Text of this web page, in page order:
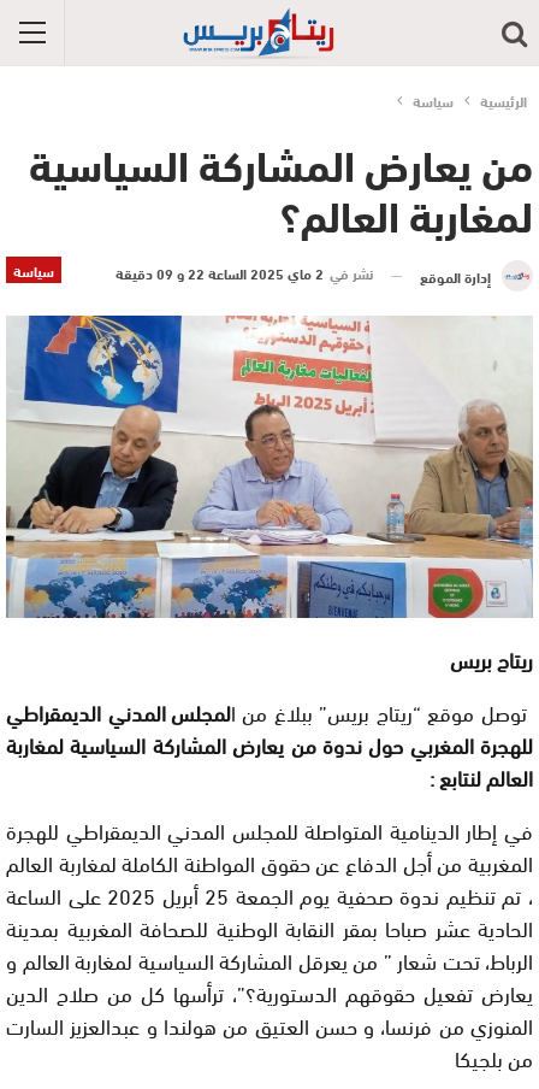
الرئيسية سياسة
من يعارض المشاركة السياسية
لمغاربة العالم؟
سياسة إدارة الموقع نشر في 2 ماي 2025 الساعة 22 و 09 دقيقة
ريتاج بريس
توصل موقع “ريتاج بريس” ببلاغ من المجلس المدني الديمقراطي
للهجرة المغربي حول ندوة من يعارض المشاركة السياسية لمغاربة
العالم لنتابع :
في إطار الدينامية المتواصلة للمجلس المدني الديمقراطي للهجرة
المغربية من أجل الدفاع عن حقوق المواطنة الكاملة لمغاربة العالم
، تم تنظيم ندوة صحفية يوم الجمعة 25 أبريل 2025 على الساعة
الحادية عشر صباحا بمقر النقابة الوطنية للصحافة المغربية بمدينة
الرباط، تحت شعار ” من يعرقل المشاركة السياسية لمغاربة العالم و
يعارض تفعيل حقوقهم الدستورية؟”، ترأسها كل من صلاح الدين
المنوزي من فرنسا، و حسن العتيق من هولندا و عبدالعزيز السارت
من بلجيكا